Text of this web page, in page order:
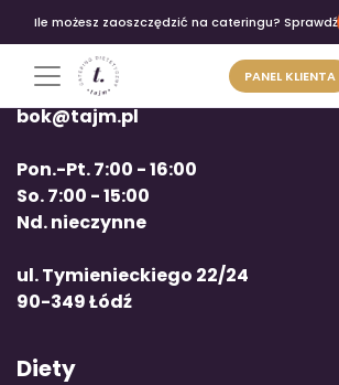
Ile możesz zaoszczędzić na cateringu? Sprawdź
PANEL KLIENTA
tel: +48 663 12 00 12
bok@tajm.pl
Pon.-Pt. 7:00 - 16:00
So. 7:00 - 15:00
Nd. nieczynne
ul. Tymienieckiego 22/24
90-349 Łódź
Diety